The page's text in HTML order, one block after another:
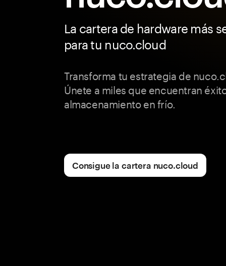
La cartera de hardware más
para tu nuco.cloud
Transforma tu estrategia de
Únete a miles que encuentran
almacenamiento en frío.
Consigue la cartera nuco.cloud